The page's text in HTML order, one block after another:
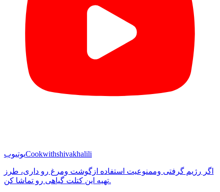
یوتیوبCookwithshivakhalili
اگر رژیم گرفتی وممنوعیت استفاده ازگوشت ومرغ رو داری، طرز
تهیه این کتلت گیاهی رو تماشا کن.